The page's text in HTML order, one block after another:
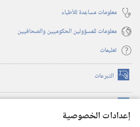
إعدادات الخصوصية
معلومات مساعِدة للأطباء
معلومات للمسؤولين الحكوميين والصحافيين
تعليمات
التبرعات (يفتح
نافذة
(يفتح
نافذة